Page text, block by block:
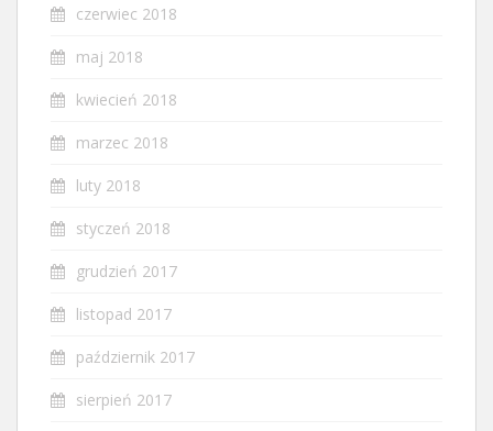
czerwiec 2018
maj 2018
kwiecień 2018
marzec 2018
luty 2018
styczeń 2018
grudzień 2017
listopad 2017
październik 2017
sierpień 2017